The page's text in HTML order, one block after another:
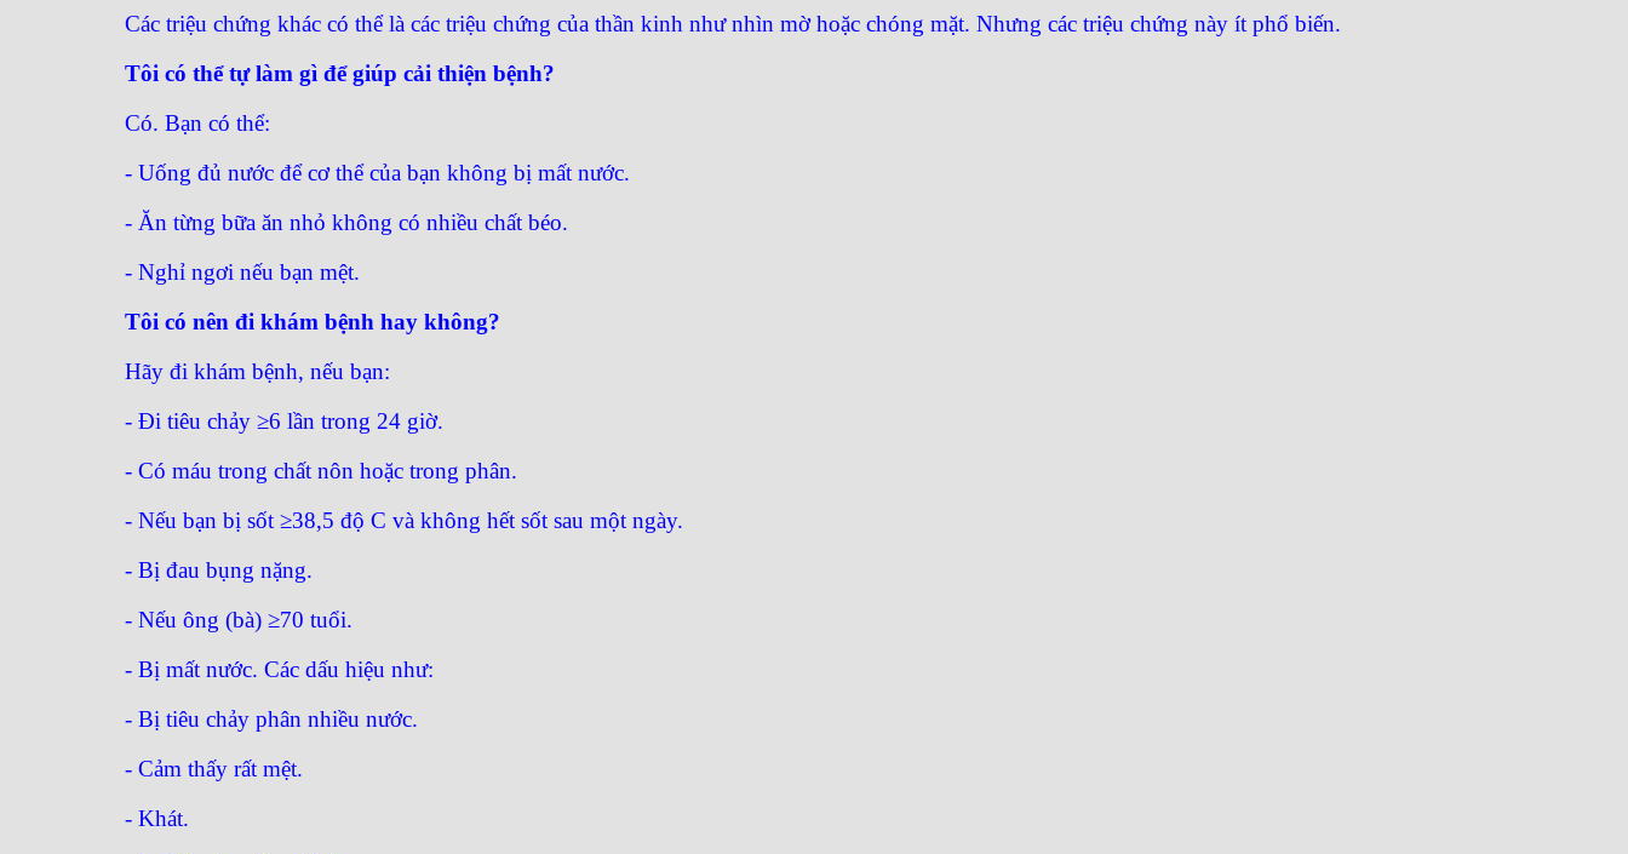
Các triệu chứng khác có thể là các triệu chứng của thần kinh như nhìn mờ hoặc chóng mặt. Nhưng các triệu chứng này ít phổ biến.
Tôi có thể tự làm gì để giúp cải thiện bệnh?
Có. Bạn có thể:
- Uống đủ nước để cơ thể của bạn không bị mất nước.
- Ăn từng bữa ăn nhỏ không có nhiều chất béo.
- Nghỉ ngơi nếu bạn mệt.
Tôi có nên đi khám bệnh hay không?
Hãy đi khám bệnh, nếu bạn:
- Đi tiêu chảy ≥6 lần trong 24 giờ.
- Có máu trong chất nôn hoặc trong phân.
- Nếu bạn bị sốt ≥38,5 độ C và không hết sốt sau một ngày.
- Bị đau bụng nặng.
- Nếu ông (bà) ≥70 tuổi.
- Bị mất nước. Các dấu hiệu như:
- Bị tiêu chảy phân nhiều nước.
- Cảm thấy rất mệt.
- Khát.